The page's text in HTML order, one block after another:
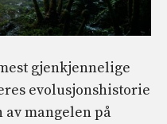
gjenkjennelige
evolusjonshistorie
mangelen på